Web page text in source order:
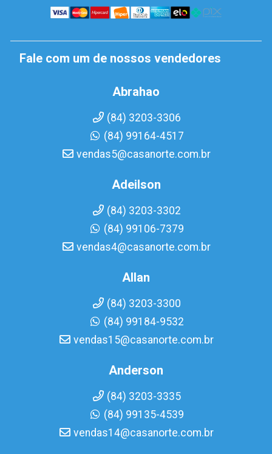
Fale com um de nossos vendedores
Abrahao
(84) 3203-3306
(84) 99164-4517
vendas5@casanorte.com.br
Adeilson
(84) 3203-3302
(84) 99106-7379
vendas4@casanorte.com.br
Allan
(84) 3203-3300
(84) 99184-9532
vendas15@casanorte.com.br
Anderson
(84) 3203-3335
(84) 99135-4539
vendas14@casanorte.com.br